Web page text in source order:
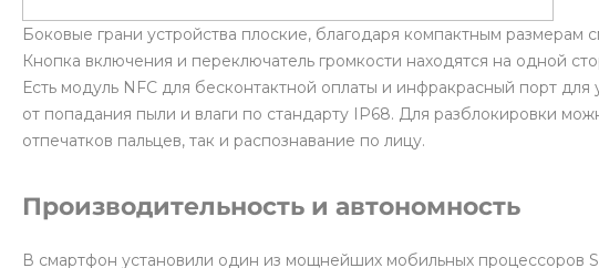
Боковые грани устройства плоские, благодаря компактным
Кнопка включения и переключатель громкости находятся на одной
Есть модуль NFC для бесконтактной оплаты и инфракрасный порт
от попадания пыли и влаги по стандарту IP68. Для разблокировки
отпечатков пальцев, так и распознавание по лицу.
Производительность и автономность
В смартфон установили один из мощнейших мобильных процессоров